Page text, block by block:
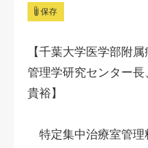
保存
【千葉大学医学部附
管理学研究センター
貴裕】
特定集中治療室管理